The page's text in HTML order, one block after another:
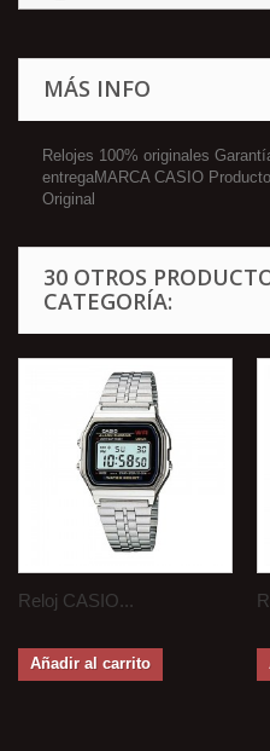
MÁS INFO
Relojes 100% originales
entregaMARCA CASIO
Original
30 OTROS
CATEGORÍA:
Reloj CASIO...
Añadir al carrito